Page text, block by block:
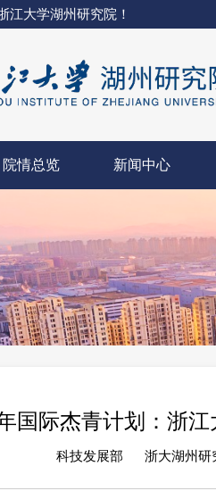
江大学湖州研究院！
院情总览 新闻中心
国际杰青计划：浙
科技发展部 浙大湖州